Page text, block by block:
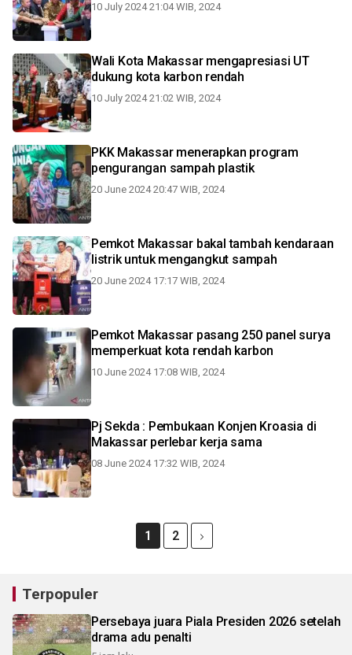
10 July 2024 21:04 WIB, 2024
Wali Kota Makassar mengapresiasi UT
dukung kota karbon rendah
10 July 2024 21:02 WIB, 2024
PKK Makassar menerapkan program
pengurangan sampah plastik
20 June 2024 20:47 WIB, 2024
Pemkot Makassar bakal tambah kendaraan
listrik untuk mengangkut sampah
20 June 2024 17:17 WIB, 2024
Pemkot Makassar pasang 250 panel surya
memperkuat kota rendah karbon
10 June 2024 17:08 WIB, 2024
Pj Sekda : Pembukaan Konjen Kroasia di
Makassar perlebar kerja sama
08 June 2024 17:32 WIB, 2024
1 2
Terpopuler
Persebaya juara Piala Presiden 2026 setelah
drama adu penalti